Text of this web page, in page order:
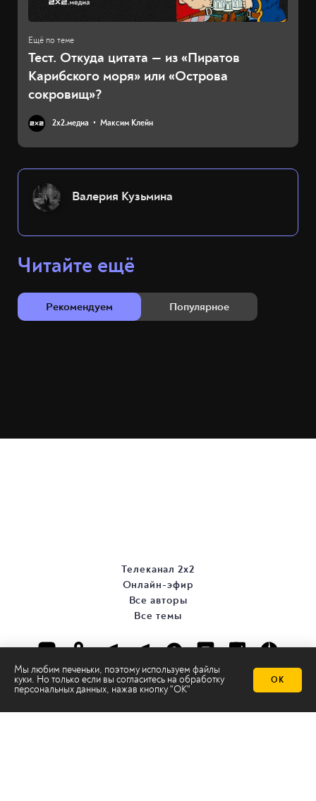
Тест. Откуда цитата — из «Пиратов
Карибского моря» или «Острова
сокровищ»?
2х2.медиа Максим Клейн
Валерия Кузьмина
Читайте ещё
Рекомендуем Популярное
Мы любим печеньки, поэтому используем файлы
куки. Но только если вы согласитесь на обработку
персональных данных, нажав кнопку "ОК"
ОК
Телеканал 2х2
Онлайн-эфир
Все авторы
Все темы